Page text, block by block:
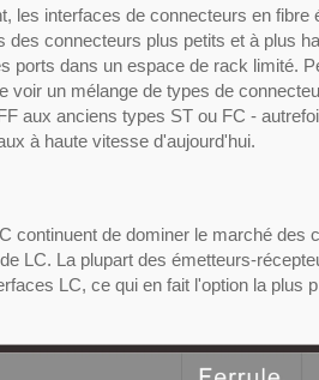
les interfaces de connecteurs en fibre
des connecteurs plus petits et à plus
ports dans un espace de rack limité.
voir un mélange de types de
aux anciens types ST ou FC -
à haute vitesse d'aujourd'hui.
continuent de dominer le marché des
LC. La plupart des émetteurs-
LC, ce qui en fait l'option la plus